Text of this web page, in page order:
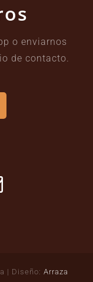
o enviarnos
de contacto.
| Diseño: Arraza